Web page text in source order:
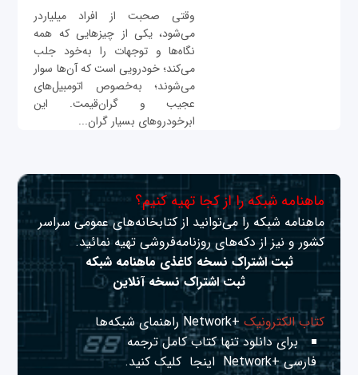
وقتی صحبت از افراد میلیاردر
می‌شود، یکی از چیزهایی که همه
نگاه‌ها و توجهات را به‌خود جلب
می‌کند؛ خودرویی است که آن‌ها سوار
می‌شوند؛ به‌خصوص اتومبیل‌های
عجیب و گران‌قیمت. این
ابرخودروهای بسیار گران‌...
ماهنامه شبکه را از کجا تهیه کنیم؟
ماهنامه شبکه را می‌توانید از کتابخانه‌های عمومی سراسر
کشور و نیز از دکه‌های روزنامه‌فروشی تهیه نمائید.
ثبت اشتراک نسخه کاغذی ماهنامه شبکه
ثبت اشتراک نسخه آنلاین
کتاب الکترونیک+Network راهنمای شبکه‌ها
برای دانلود تنها کتاب کامل ترجمه
فارسی +Network
اینجا کلیک کنید.